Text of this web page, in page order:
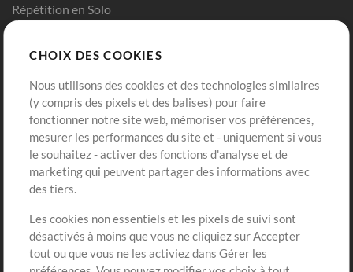
Répétition en Solo
Modèles ProPresenter
Sons
Boutique
Acheter des crédits
Contenu gratuit
Demander les pistes
Extras
Sessions
Compte
Connexion
S'inscrire
CHOIX DES COOKIES
Nous utilisons des cookies et des technologies similaires
(y compris des pixels et des balises) pour faire
fonctionner notre site web, mémoriser vos préférences,
mesurer les performances du site et - uniquement si vous
le souhaitez - activer des fonctions d'analyse et de
marketing qui peuvent partager des informations avec
des tiers.
Les cookies non essentiels et les pixels de suivi sont
désactivés à moins que vous ne cliquiez sur Accepter
tout ou que vous ne les activiez dans Gérer les